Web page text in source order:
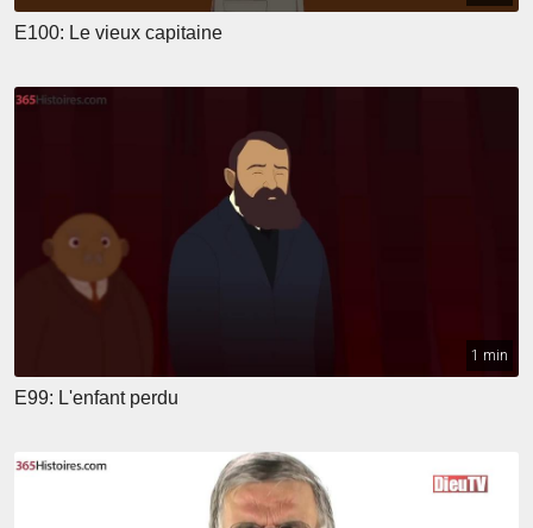
E100: Le vieux capitaine
1 min
E99: L'enfant perdu